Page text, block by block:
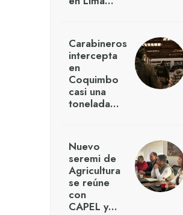
Carabineros
intercepta
en
Coquimbo
casi una
tonelada…
Nuevo
seremi de
Agricultura
se reúne
con
CAPEL y…